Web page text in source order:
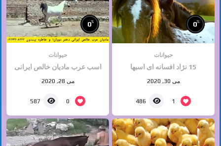
0%
حیوانات
15 نژاد افسانه ای اسبها
می 30, 2020
1
486
0%
حیوانات
اسب عرب مادیان خالص ایرانی
می 28, 2020
0
587